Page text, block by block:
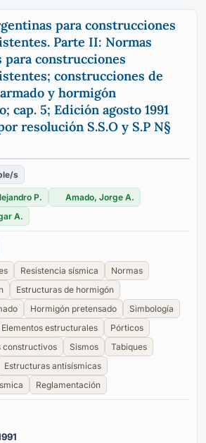
para construcciones
Parte II: Normas
para construcciones
construcciones de
y hormigón
cap. 5; Edición agosto 1991
resolución S.S.O y S.P N§
s
P.
Amado, Jorge A.
A.
Resistencia sísmica
Normas
Estructuras de hormigón
Hormigón pretensado
Simbología
Elementos estructurales
Pórticos
constructivos
Sismos
Tabiques
Estructuras antisísmicas
Reglamentación